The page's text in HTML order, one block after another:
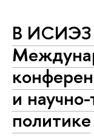
В ИСИЭЗ
и
политике